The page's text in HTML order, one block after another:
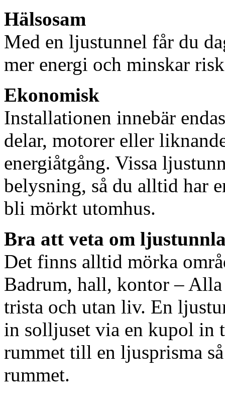
Hälsosam
Med en ljustunnel får du
mer energi och minskar
Ekonomisk
Installationen innebär
delar, motorer eller
energiåtgång. Vissa
belysning, så du alltid har
bli mörkt utomhus.
Bra att veta om
Det finns alltid mörka
Badrum, hall, kontor – Alla
trista och utan liv. En
in solljuset via en kupol in
rummet till en ljusprisma
rummet.